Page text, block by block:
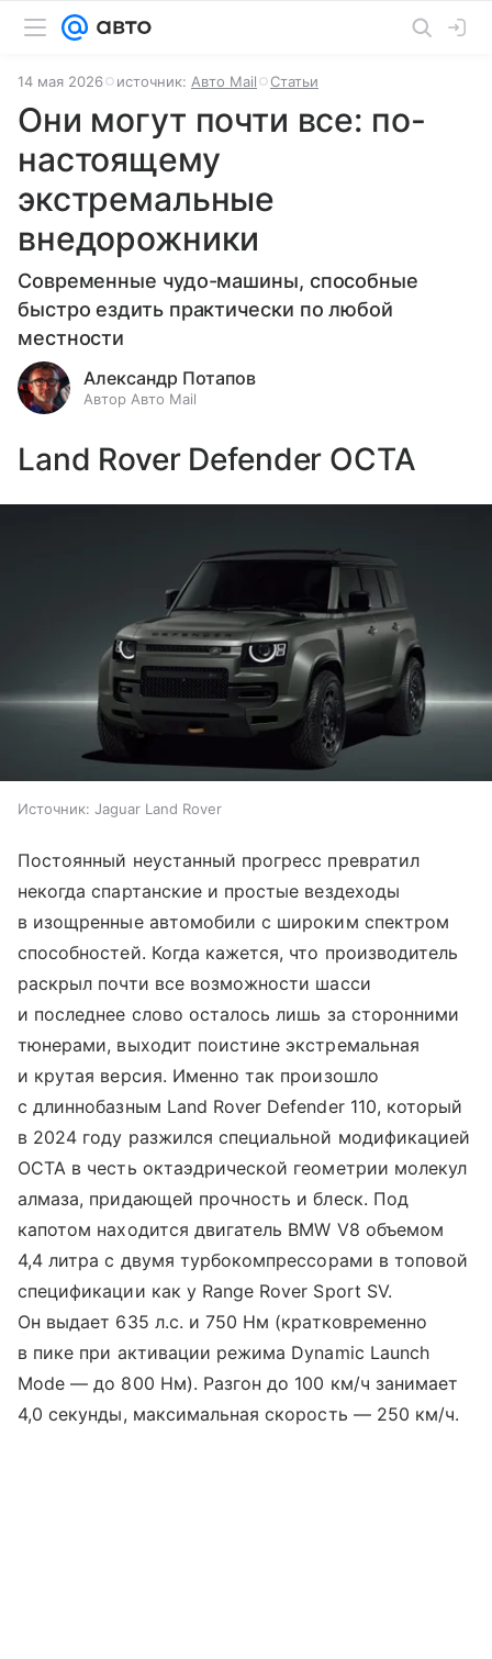
14 мая 2026 источник: Авто Mail Статьи
Они могут почти все: по-
настоящему
экстремальные
внедорожники
Современные чудо-машины, способные
быстро ездить практически по любой
местности
Александр Потапов
Автор Авто Mail
Land Rover Defender OCTA
Источник: Jaguar Land Rover
Постоянный неустанный прогресс превратил
некогда спартанские и простые вездеходы
в изощренные автомобили с широким спектром
способностей. Когда кажется, что производитель
раскрыл почти все возможности шасси
и последнее слово осталось лишь за сторонними
тюнерами, выходит поистине экстремальная
и крутая версия. Именно так произошло
с длиннобазным Land Rover Defender 110, который
в 2024 году разжился специальной модификацией
OCTA в честь октаэдрической геометрии молекул
алмаза, придающей прочность и блеск. Под
капотом находится двигатель BMW V8 объемом
4,4 литра с двумя турбокомпрессорами в топовой
спецификации как у Range Rover Sport SV.
Он выдает 635 л.с. и 750 Нм (кратковременно
в пике при активации режима Dynamic Launch
Mode — до 800 Нм). Разгон до 100 км/ч занимает
4,0 секунды, максимальная скорость — 250 км/ч.